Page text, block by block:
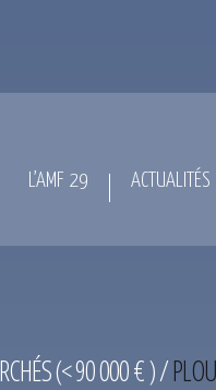
L’AMF 29 ACTUALITÉS
(< 90 000 € )/